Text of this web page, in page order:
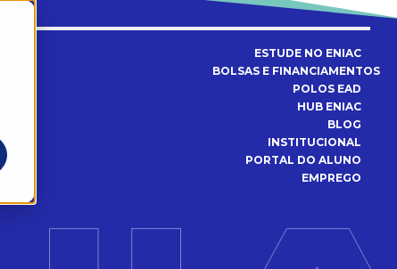
ESTUDE NO ENIAC
BOLSAS E FINANCIAMENTOS
POLOS EAD
HUB ENIAC
BLOG
INSTITUCIONAL
PORTAL DO ALUNO
EMPREGO